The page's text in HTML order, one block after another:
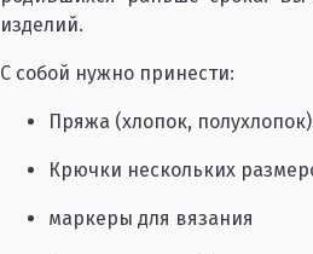
изделий.
С собой нужно принести:
Пряжа (хлопок,
Крючки нескольких
маркеры для вязания